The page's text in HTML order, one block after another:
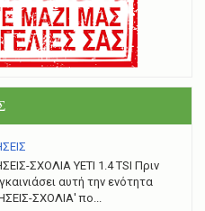
ΣΧΟΛΙΑ YETI 1.4 TSI Πριν
αυτή την ενότητα
ΣΧΟΛΙΑ' πο...